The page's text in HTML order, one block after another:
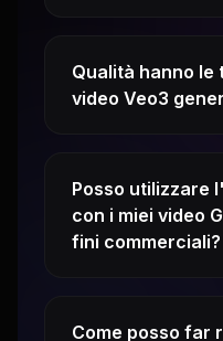
Qualità hanno le
video Veo3
Posso utilizzare
con i miei video
fini commerciali?
Come posso far